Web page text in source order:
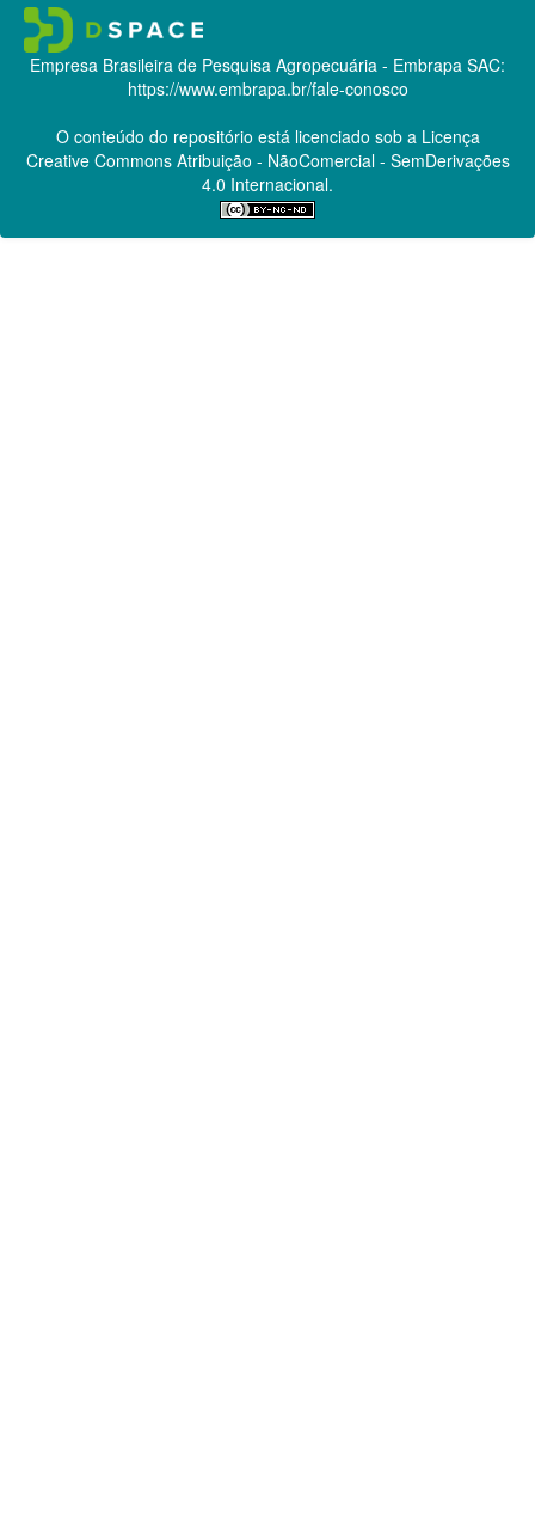
Empresa Brasileira de Pesquisa Agropecuária - Embrapa SAC:
https://www.embrapa.br/fale-conosco
O conteúdo do repositório está licenciado sob a Licença
Creative CommonsAtribuição - NãoComercial - SemDerivações
4.0 Internacional.